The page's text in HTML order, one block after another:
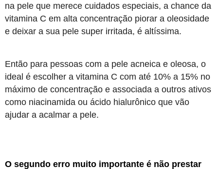
na pele que merece cuidados especiais, a chance da
vitamina C em alta concentração piorar a oleosidade
e deixar a sua pele super irritada, é altíssima.
Então para pessoas com a pele acneica e oleosa, o
ideal é escolher a vitamina C com até 10% a 15% no
máximo de concentração e associada a outros ativos
como niacinamida ou ácido hialurônico que vão
ajudar a acalmar a pele.
O segundo erro muito importante é não prestar